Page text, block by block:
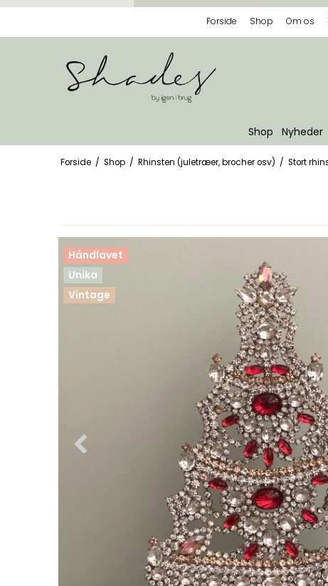
Forside Shop Om os
Shop Nyheder
Forside / Shop / Rhinsten (juletræer, brocher osv) / Stort
Håndlavet
Unika
Vintage